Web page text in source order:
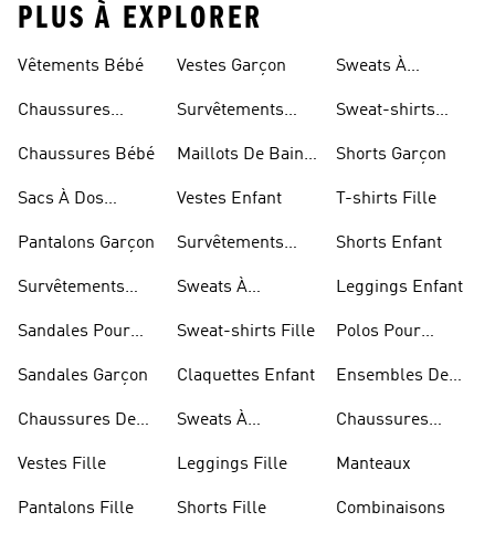
PLUS À EXPLORER
Vêtements Bébé
Chaussures
Chaussures Bébé
Sacs À Dos
Pantalons Garçon
Survêtements
Sandales Pour
Sandales Garçon
Chaussures De
Vestes Fille
Pantalons Fille
Vestes Garçon
Survêtements
Maillots De Bain
Vestes Enfant
Survêtements
Sweats À
Sweat-shirts Fille
Claquettes Enfant
Sweats À
Leggings Fille
Shorts Fille
Sweats À
Sweat-shirts
Shorts Garçon
T-shirts Fille
Shorts Enfant
Leggings Enfant
Polos Pour
Ensembles De
Chaussures
Manteaux
Combinaisons